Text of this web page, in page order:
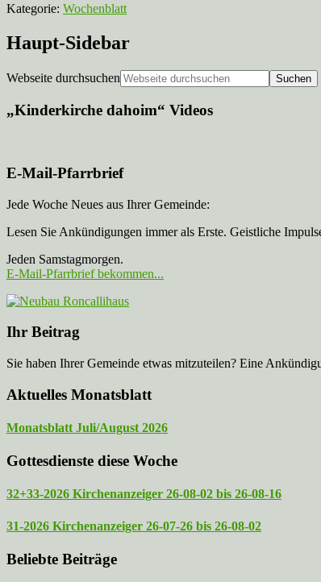
Kategorie: Wochenblatt
Haupt-Sidebar
Webseite durchsuchen
„Kinderkirche dahoim“ Videos
E-Mail-Pfarrbrief
Jede Woche Neues aus Ihrer Gemeinde:
Lesen Sie Ankündigungen immer als Erste. Geistliche
Jeden Samstagmorgen.
E-Mail-Pfarrbrief bekommen...
Ihr Beitrag
Sie haben Ihrer Gemeinde etwas mitzuteilen? Eine
Aktuelles Monatsblatt
Monatsblatt Juli/August 2026
Gottesdienste diese Woche
32+33-2026 Kirchenanzeiger 26-08-02 bis 26-08-16
31-2026 Kirchenanzeiger 26-07-26 bis 26-08-02
Beliebte Beiträge